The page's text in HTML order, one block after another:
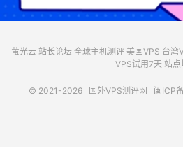
萤光云 站长论坛 全球主机测评 美国VPS 台湾
VPS试用7天 站点
© 2021-2026 国外VPS测评网 闽ICP